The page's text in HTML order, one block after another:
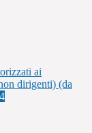
ai
dirigenti) (da